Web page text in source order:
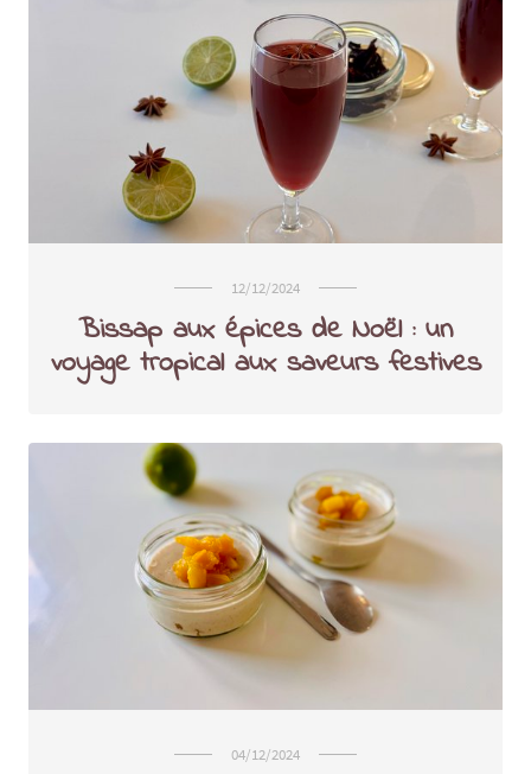
12/12/2024
Bissap aux épices de Noël : un
voyage tropical aux saveurs festives
04/12/2024